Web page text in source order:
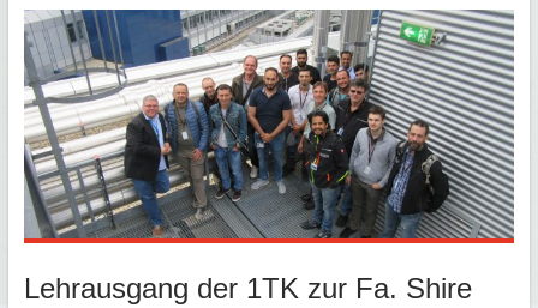
Lehrausgang der 1TK zur Fa. Shire